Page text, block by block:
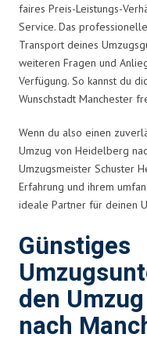
faires Preis-Leistungs-
Service. Das
Transport deines
weiteren Fragen und
Verfügung. So kannst du
Wunschstadt Manchester
Wenn du also einen
Umzug von Heidelberg
Umzugsmeister Schuster
Erfahrung und ihrem
ideale Partner für deinen
Günstiges
den
nach